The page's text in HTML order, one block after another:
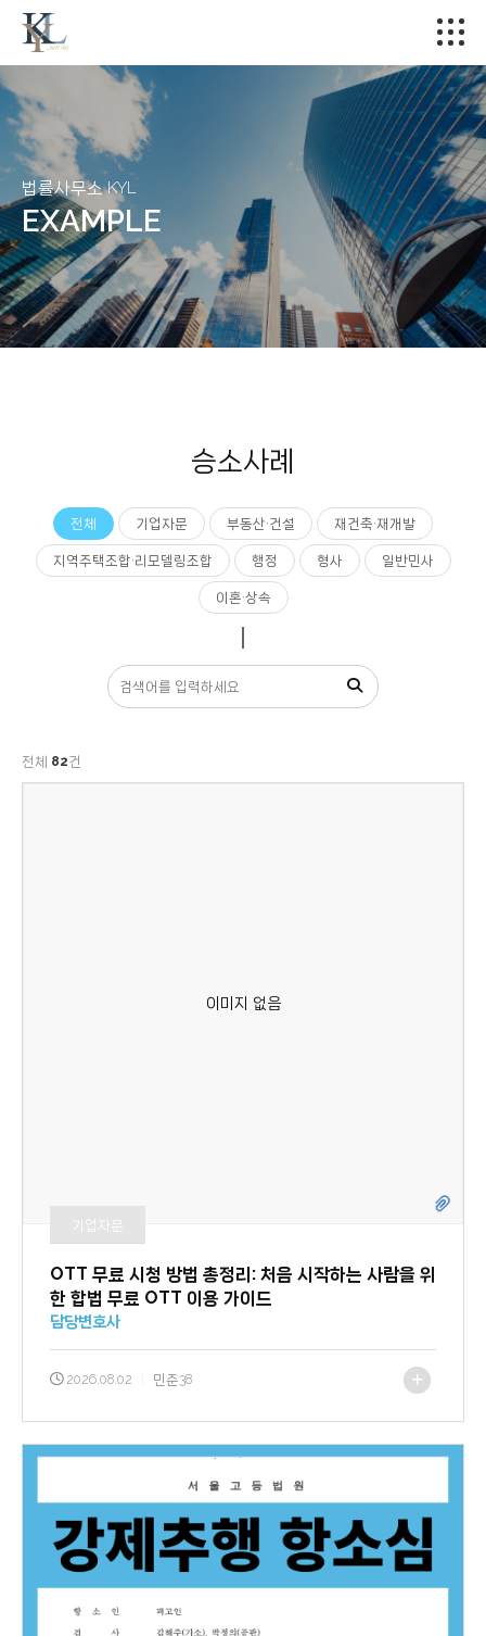
법률사무소 KYL
EXAMPLE
승소사례
전체 기업자문 부동산·건설 재건축·재개발
지역주택조합·리모델링조합 행정 형사 일반민사
이혼·상속
전체 82건
기업자문
OTT 무료 시청 방법 총정리: 처음 시작하는 사람을 위
한 합법 무료 OTT 이용 가이드
담당변호사
2026.08.02 민준38